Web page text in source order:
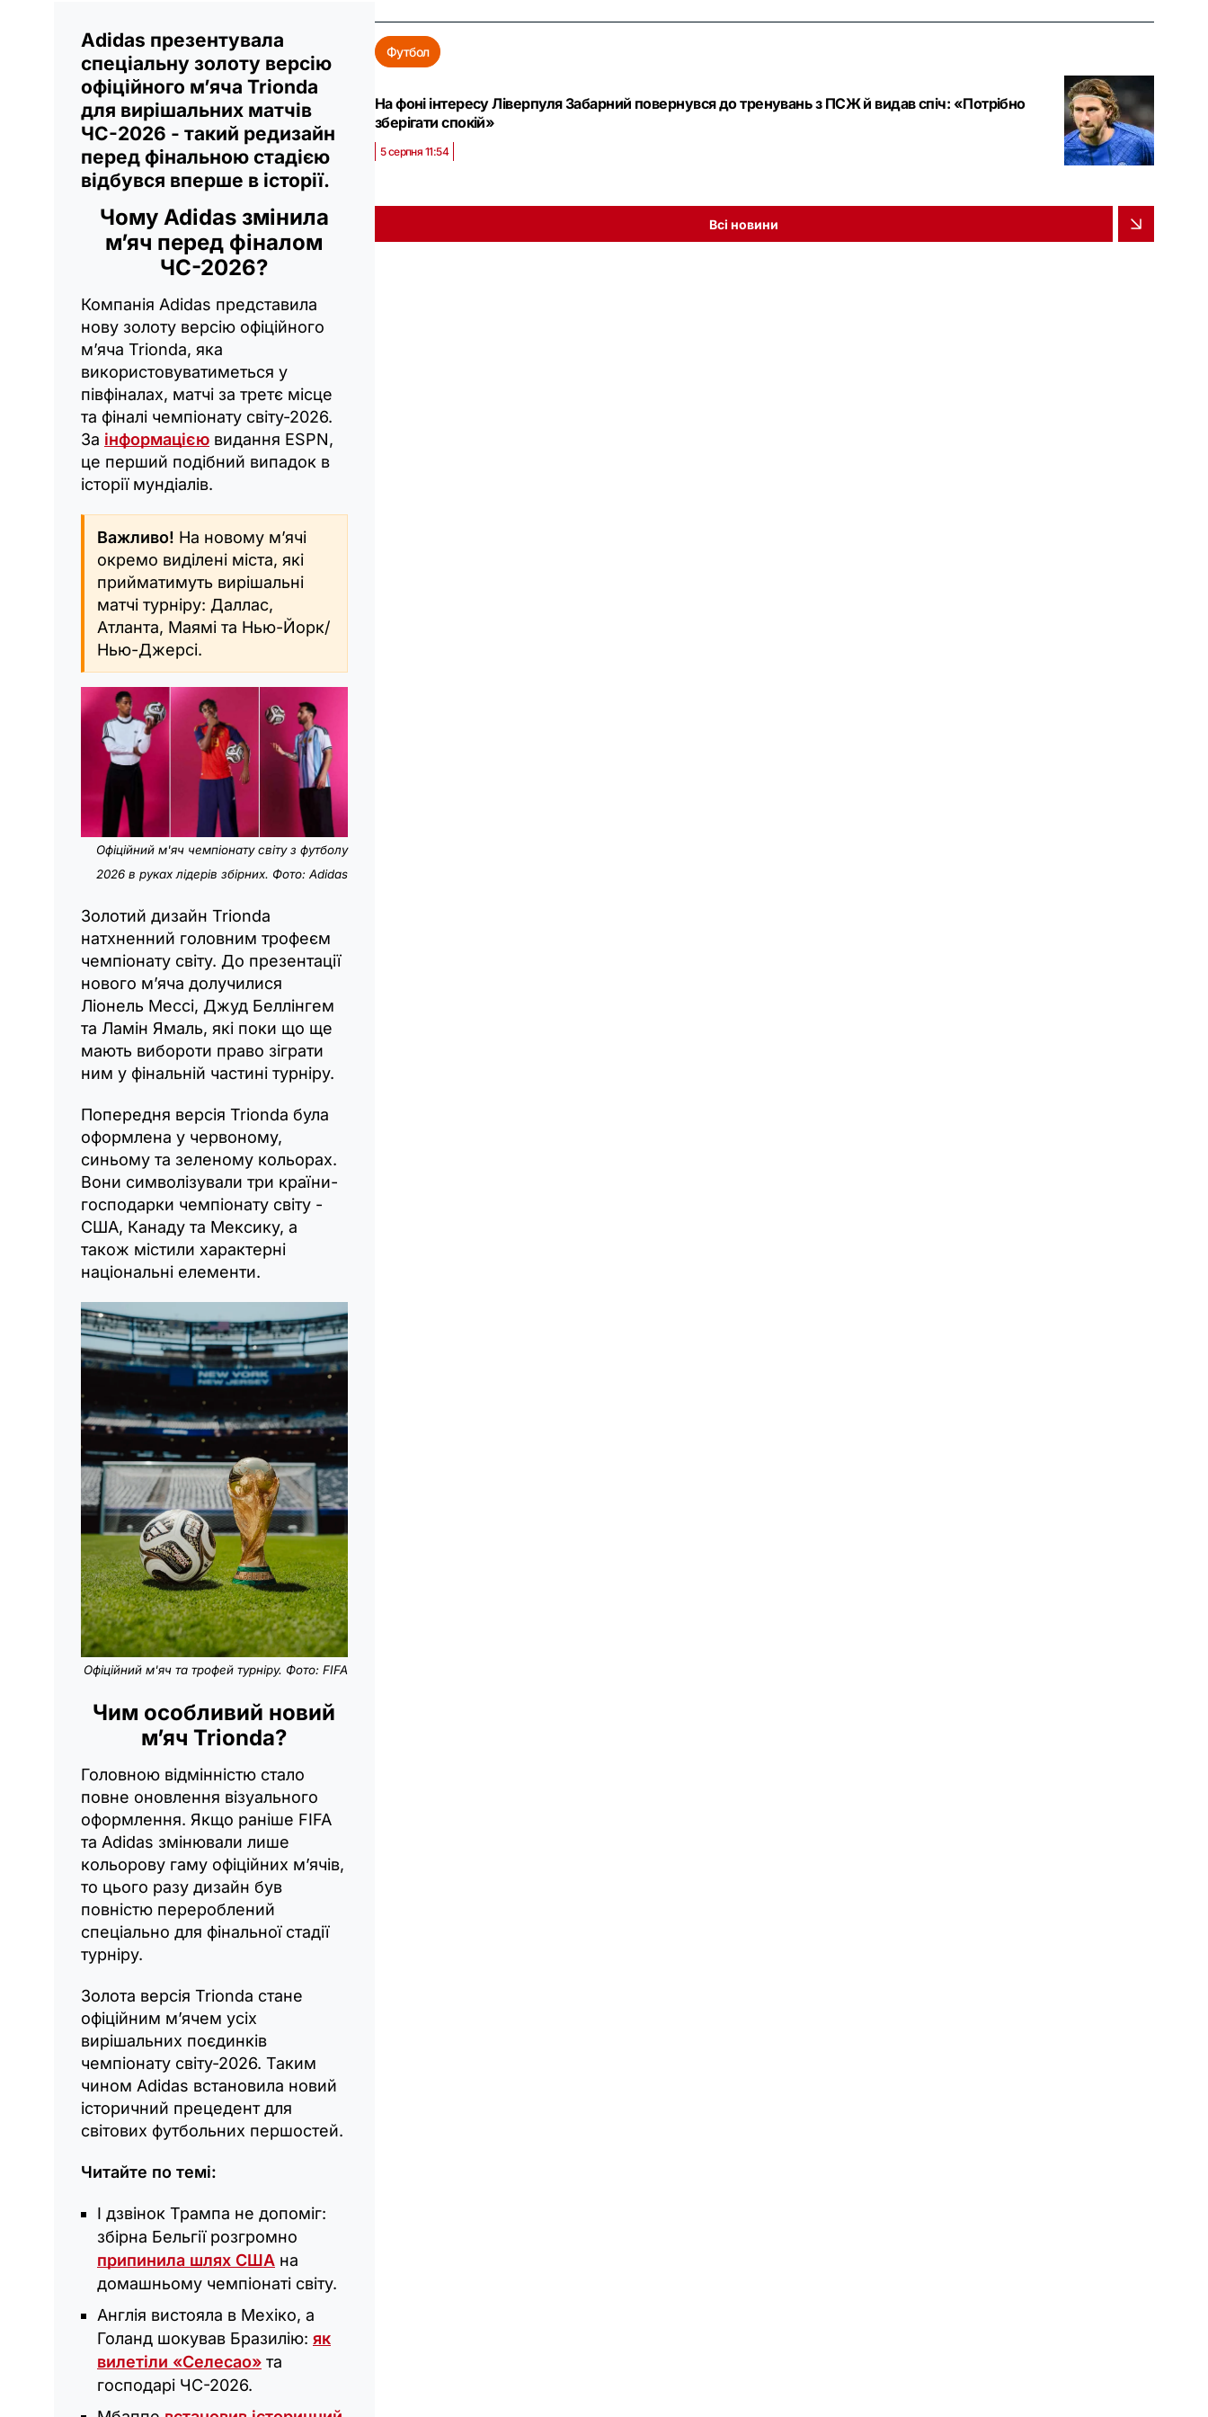
Adidas презентувала
спеціальну золоту версію
офіційного м’яча Trionda
для вирішальних матчів
ЧС-2026 - такий редизайн
перед фінальною стадією
відбувся вперше в історії.
Чому Adidas змінила
м’яч перед фіналом
ЧС-2026?
Компанія Adidas представила
нову золоту версію офіційного
м’яча Trionda, яка
використовуватиметься у
півфіналах, матчі за третє місце
та фіналі чемпіонату світу-2026.
За інформацією видання ESPN,
це перший подібний випадок в
історії мундіалів.
Важливо! На новому м’ячі
окремо виділені міста, які
прийматимуть вирішальні
матчі турніру: Даллас,
Атланта, Маямі та Нью-Йорк/
Нью-Джерсі.
Офіційний м'яч чемпіонату світу з футболу
2026 в руках лідерів збірних. Фото: Adidas
Золотий дизайн Trionda
натхненний головним трофеєм
чемпіонату світу. До презентації
нового м’яча долучилися
Ліонель Мессі, Джуд Беллінгем
та Ламін Ямаль, які поки що ще
мають вибороти право зіграти
ним у фінальній частині турніру.
Попередня версія Trionda була
оформлена у червоному,
синьому та зеленому кольорах.
Вони символізували три країни-
господарки чемпіонату світу -
США, Канаду та Мексику, а
також містили характерні
національні елементи.
Офіційний м'яч та трофей турніру. Фото: FIFA
Чим особливий новий
м’яч Trionda?
Головною відмінністю стало
повне оновлення візуального
оформлення. Якщо раніше FIFA
та Adidas змінювали лише
кольорову гаму офіційних м’ячів,
то цього разу дизайн був
повністю перероблений
спеціально для фінальної стадії
турніру.
Золота версія Trionda стане
офіційним м’ячем усіх
вирішальних поєдинків
чемпіонату світу-2026. Таким
чином Adidas встановила новий
історичний прецедент для
світових футбольних першостей.
Читайте по темі:
І дзвінок Трампа не допоміг:
збірна Бельгії розгромно
припинила шлях США на
домашньому чемпіонаті світу.
Англія вистояла в Мехіко, а
Голанд шокував Бразилію: як
вилетіли «Селесао» та
господарі ЧС-2026.
Футбол
На фоні інтересу Ліверпуля Забарний повернувся до тренувань з ПСЖ й видав спіч: «Потрібно
зберігати спокій»
5 серпня 11:54
Всі новини